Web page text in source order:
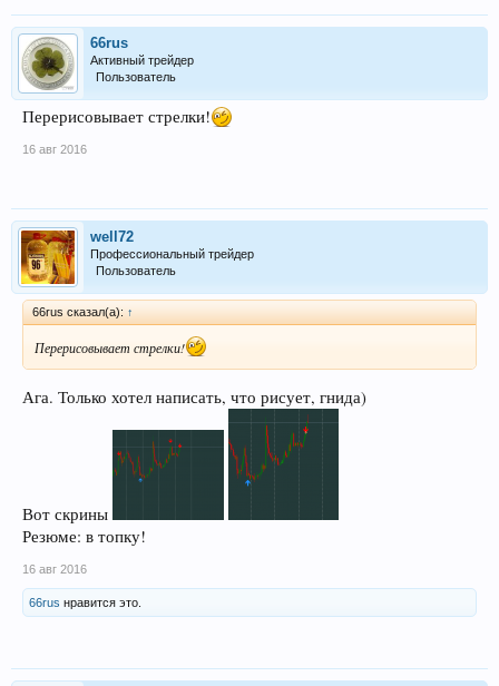
66rus
Активный трейдер
Пользователь
Перерисовывает стрелки!
16 авг 2016
well72
Профессиональный трейдер
Пользователь
66rus сказал(а): ↑
Перерисовывает стрелки!
Ага. Только хотел написать, что рисует, гнида)
Вот скрины
Резюме: в топку!
16 авг 2016
66rus нравится это.